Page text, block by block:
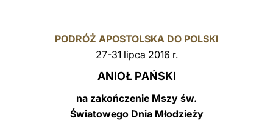
PODRÓŻ APOSTOLSKA DO POLSKI
27-31 lipca 2016 r.
ANIOŁ PAŃSKI
na zakończenie Mszy św.
Światowego Dnia Młodzieży